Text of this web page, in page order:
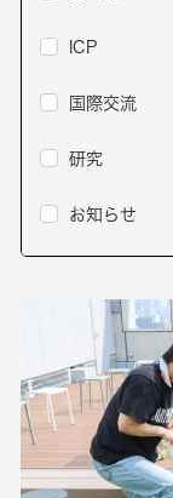
ICP
国際交流
研究
お知らせ